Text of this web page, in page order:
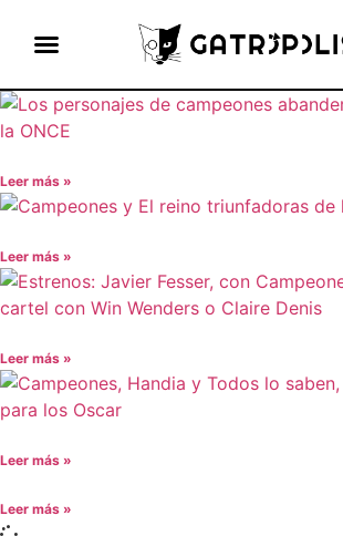
Leer más »
Leer más »
Leer más »
Leer más »
Leer más »